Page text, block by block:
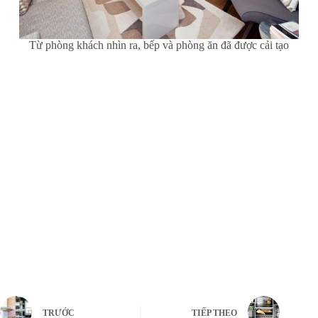
Từ phòng khách nhìn ra, bếp và phòng ăn đã được cải tạo
TRƯỚC TIẾP THEO